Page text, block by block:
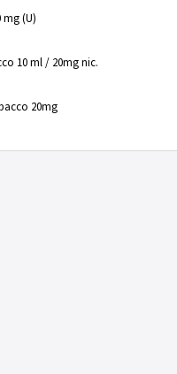
mg (U)
10 ml / 20mg nic.
20mg